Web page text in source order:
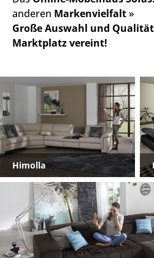
anderen Markenvielfalt»
Große Auswahl und
Marktplatz vereint!
Himolla